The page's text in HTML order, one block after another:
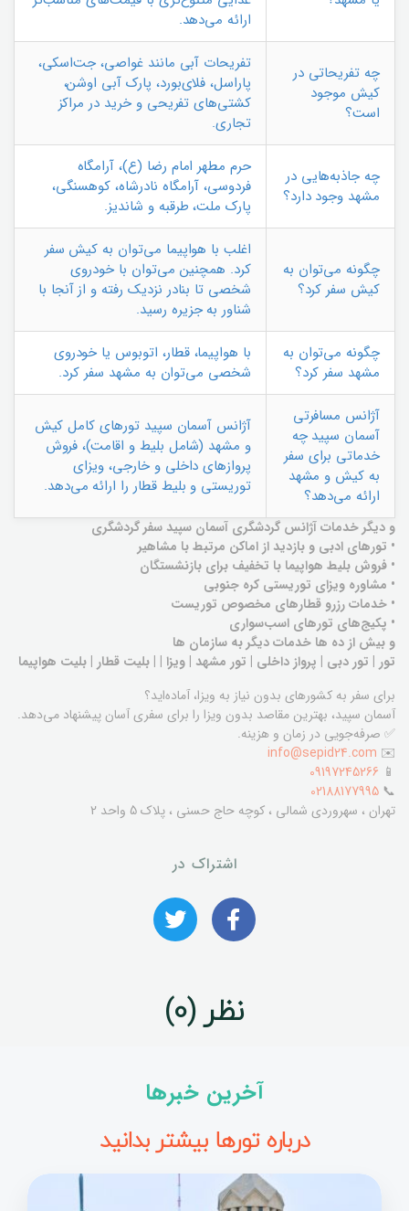
ارائه می‌دهد.
چه تفریحاتی در
کیش موجود
است؟
تفریحات آبی مانند غواصی، جت‌اسکی،
پاراسل، فلای‌بورد، پارک آبی اوشن،
کشتی‌های تفریحی و خرید در مراکز
تجاری.
چه جاذبه‌هایی در
مشهد وجود دارد؟
حرم مطهر امام رضا (ع)، آرامگاه
فردوسی، آرامگاه نادرشاه، کوهسنگی،
پارک ملت، طرقبه و شاندیز.
چگونه می‌توان به
کیش سفر کرد؟
اغلب با هواپیما می‌توان به کیش سفر
کرد. همچنین می‌توان با خودروی
شخصی تا بنادر نزدیک رفته و از آنجا با
شناور به جزیره رسید.
چگونه می‌توان به
مشهد سفر کرد؟
با هواپیما، قطار، اتوبوس یا خودروی
شخصی می‌توان به مشهد سفر کرد.
آژانس مسافرتی
آسمان سپید چه
خدماتی برای سفر
به کیش و مشهد
ارائه می‌دهد؟
آژانس آسمان سپید تورهای کامل کیش
و مشهد (شامل بلیط و اقامت)، فروش
پروازهای داخلی و خارجی، ویزای
توریستی و بلیط قطار را ارائه می‌دهد.
و دیگر خدمات آژانس گردشگری آسمان سپید سفر گردشگری
• تورهای ادبی و بازدید از اماکن مرتبط با مشاهیر
• فروش بلیط هواپیما با تخفیف برای بازنشستگان
• مشاوره ویزای توریستی کره جنوبی
• خدمات رزرو قطارهای مخصوص توریست
• پکیج‌های تورهای اسب‌سواری
و بیش از ده ها خدمات دیگر به سازمان ها
تور | تور دبی | پرواز داخلی | تور مشهد | ویزا | | بلیت قطار | بلیت هواپیما
برای سفر به کشورهای بدون نیاز به ویزا، آماده‌اید؟
آسمان سپید، بهترین مقاصد بدون ویزا را برای سفری آسان پیشنهاد می‌دهد.
✅ صرفه‌جویی در زمان و هزینه.
✉️
info@sepid24.com
📱
09197245266
📞
02188177995
تهران ، سهروردی شمالی ، کوچه حاج حسنی ، پلاک 5 واحد 2
اشتراک در
نظر (0)
آخرین خبرها
درباره تورها بیشتر بدانید